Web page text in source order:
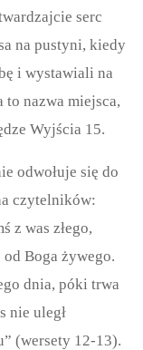
serc
na pustyni, kiedy
i wystawiali na
to nazwa miejsca,
Wyjścia 15.
odwołuje się do
czytelników:
z was złego,
Boga żywego.
dnia, póki trwa
nie uległ
(wersety 12-13).